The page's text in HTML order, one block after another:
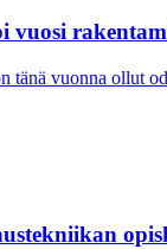
tänä vuonna ollut